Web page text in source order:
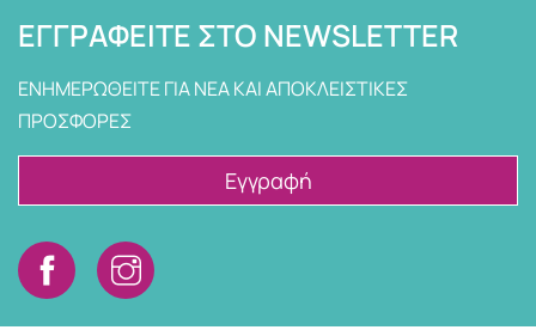
ΕΓΓΡΑΦΕΊΤΕ ΣΤΟ NEWSLETTER
ΕΝΗΜΕΡΩΘΕΙΤΕ ΓΙΑ ΝΕΑ ΚΑΙ ΑΠΟΚΛΕΙΣΤΙΚΕΣ
ΠΡΟΣΦΟΡΕΣ
Εγγραφή